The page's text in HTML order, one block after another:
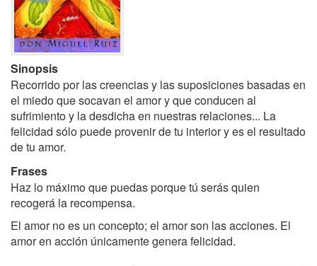
Sinopsis
Recorrido por las creencias y las suposiciones basadas en
el miedo que socavan el amor y que conducen al
sufrimiento y la desdicha en nuestras relaciones... La
felicidad sólo puede provenir de tu interior y es el resultado
de tu amor.
Frases
Haz lo máximo que puedas porque tú serás quien
recogerá la recompensa.
El amor no es un concepto; el amor son las acciones. El
amor en acción únicamente genera felicidad.